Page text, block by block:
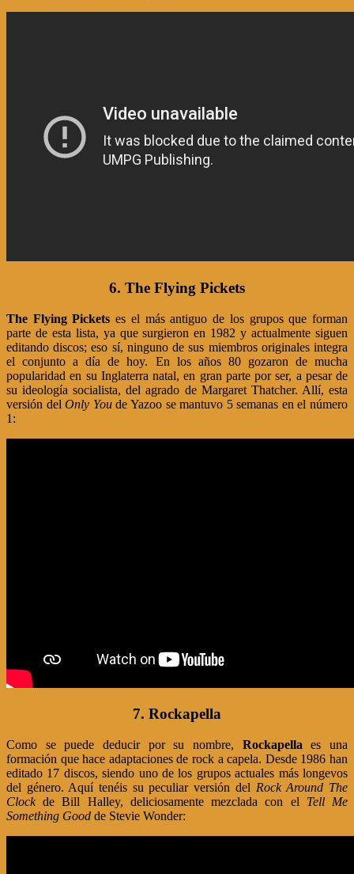
6. The Flying Pickets
The Flying Pickets es el más antiguo de los grupos que forman
parte de esta lista, ya que surgieron en 1982 y actualmente siguen
editando discos; eso sí, ninguno de sus miembros originales integra
el conjunto a día de hoy. En los años 80 gozaron de mucha
popularidad en su Inglaterra natal, en gran parte por ser, a pesar de
su ideología socialista, del agrado de Margaret Thatcher. Allí, esta
versión delOnly Youde Yazoo se mantuvo 5 semanas en el número
1:
7. Rockapella
Como se puede deducir por su nombre, Rockapella es una
formación que hace adaptaciones de rock a capela. Desde 1986 han
editado 17 discos, siendo uno de los grupos actuales más longevos
del género. Aquí tenéis su peculiar versión del Rock Around The
Clockde Bill Halley, deliciosamente mezclada con el Tell Me
Something Good de Stevie Wonder: